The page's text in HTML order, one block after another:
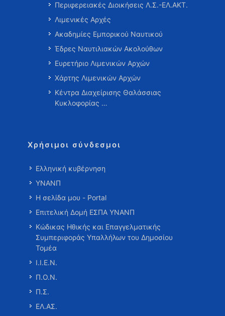
Περιφερειακές Διοικήσεις Λ.Σ.-ΕΛ.ΑΚΤ.
Λιμενικές Αρχές
Ακαδημίες Εμπορικού Ναυτικού
Έδρες Ναυτιλιακών Ακολούθων
Ευρετήριο Λιμενικών Αρχών
Χάρτης Λιμενικών Αρχών
Κέντρα Διαχείρισης Θαλάσσιας
Κυκλοφορίας …
Χρήσιμοι σύνδεσμοι
Ελληνική κυβέρνηση
ΥΝΑΝΠ
Η σελίδα μου - Portal
Επιτελική Δομή ΕΣΠΑ ΥΝΑΝΠ
Κώδικας Ηθικής και Επαγγελματικής
Συμπεριφοράς Υπαλλήλων του Δημοσίου
Τομέα
Ι.Ι.Ε.Ν.
Π.Ο.Ν.
Π.Σ.
ΕΛ.ΑΣ.